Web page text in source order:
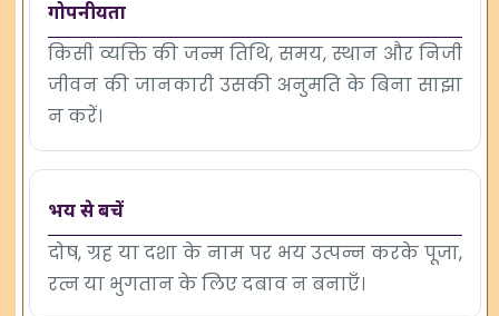
गोपनीयता
किसी व्यक्ति की जन्म तिथि, समय, स्थान और निजी
जीवन की जानकारी उसकी अनुमति के बिना साझा
न करें।
भय से बचें
दोष, ग्रह या दशा के नाम पर भय उत्पन्न करके पूजा,
रत्न या भुगतान के लिए दबाव न बनाएँ।